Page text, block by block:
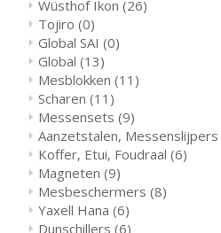
Wüsthof Ikon (26)
Tojiro (0)
Global SAI (0)
Global (13)
Mesblokken (11)
Scharen (11)
Messensets (9)
Aanzetstalen, Messenslijpers
Koffer, Etui, Foudraal (6)
Magneten (9)
Mesbeschermers (8)
Yaxell Hana (6)
Dunschillers (6)